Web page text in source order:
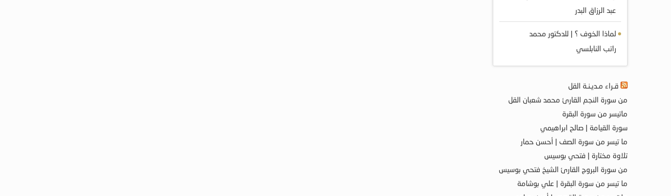
عبد الرزاق البدر
لماذا الخوف ؟ | للدكتور محمد
راتب النابلسي
قـراء مـديـنـة القل
من سورة النجم القارئ محمد شعبان القل
ماتيسر من سورة البقرة
سورة القيامة | صالح ابراهيمي
ما تيسر من سورة الصف | أحسن حمار
تلاوة مختارة | فتحي بوسيس
من سورة البروج القارئ الشيخ فتحي بوسيس
ما تيسر من سورة البقرة | علي بوشامة